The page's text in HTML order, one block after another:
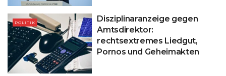
POLITIK
Disziplinaranzeige gegen
Amtsdirektor:
rechtsextremes Liedgut,
Pornos und Geheimakten